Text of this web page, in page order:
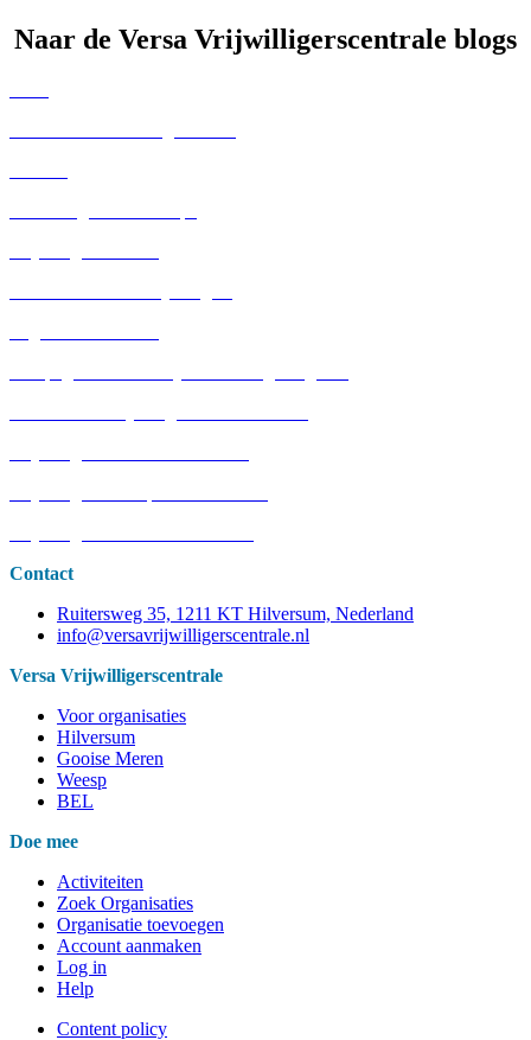
Naar de Versa Vrijwilligerscentrale blogs
Contact
Ruitersweg 35, 1211 KT Hilversum, Nederland
info@versavrijwilligerscentrale.nl
Versa Vrijwilligerscentrale
Voor organisaties
Hilversum
Gooise Meren
Weesp
BEL
Doe mee
Activiteiten
Zoek Organisaties
Organisatie toevoegen
Account aanmaken
Log in
Help
Content policy